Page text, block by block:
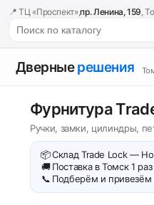
📍 ТЦ «Проспект»,пр. Ленина, 159,
Дверныерешения
Фурнитура
Ручки, замки, цилиндры,
📦Склад Trade Lock —
🚚 Поставка в Томск 1
📞 Подберём и привезём